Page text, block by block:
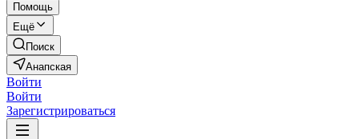
Помощь
Ещё
Поиск
Анапская
Войти
Войти
Зарегистрироваться